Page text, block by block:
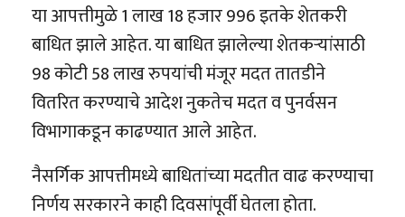
या आपत्तीमुळे 1 लाख 18 हजार 996 इतके शेतकरी
बाधित झाले आहेत. या बाधित झालेल्या शेतकऱ्यांसाठी
98 कोटी 58 लाख रुपयांची मंजूर मदत तातडीने
वितरित करण्याचे आदेश नुकतेच मदत व पुनर्वसन
विभागाकडून काढण्यात आले आहेत.
नैसर्गिक आपत्तीमध्ये बाधितांच्या मदतीत वाढ करण्याचा
निर्णय सरकारने काही दिवसांपूर्वी घेतला होता.